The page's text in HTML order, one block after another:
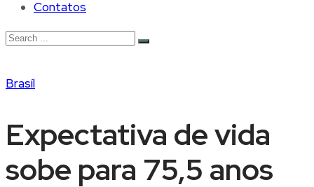
Contatos
Brasíl
Expectativa de vida
sobe para 75,5 anos